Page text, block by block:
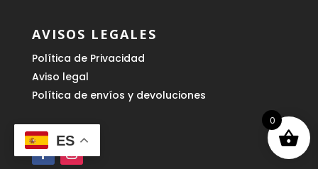
AVISOS LEGALES
Política de Privacidad
Aviso legal
Política de envíos y devoluciones
ES
0